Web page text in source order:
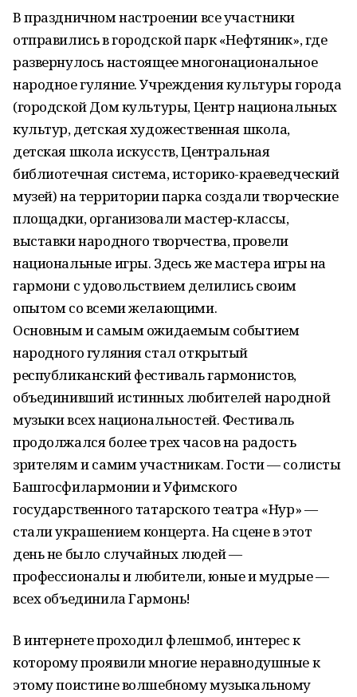
В праздничном настроении все участники
отправились в городской парк «Нефтяник», где
развернулось настоящее многонациональное
народное гуляние. Учреждения культуры города
(городской Дом культуры, Центр национальных
культур, детская художественная школа,
детская школа искусств, Центральная
библиотечная система, историко-краеведческий
музей) на территории парка создали творческие
площадки, организовали мастер‑классы,
выставки народного творчества, провели
национальные игры. Здесь же мастера игры на
гармони с удовольствием делились своим
опытом со всеми желающими.
Основным и самым ожидаемым событием
народного гуляния стал открытый
республиканский фестиваль гармонистов,
объединивший истинных любителей народной
музыки всех национальностей. Фестиваль
продолжался более трех часов на радость
зрителям и самим участникам. Гости — солисты
Башгосфилармонии и Уфимского
государственного татарского театра «Нур» —
стали украшением концерта. На сцене в этот
день не было случайных людей —
профессионалы и любители, юные и мудрые —
всех объединила Гармонь!
В интернете проходил флешмоб, интерес к
которому проявили многие неравнодушные к
этому поистине волшебному музыкальному